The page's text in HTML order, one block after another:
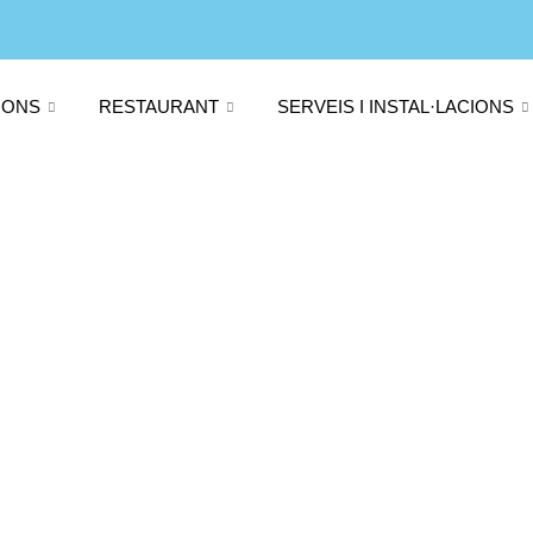
RESTAURANT SERVEIS I INSTAL·LACIONS